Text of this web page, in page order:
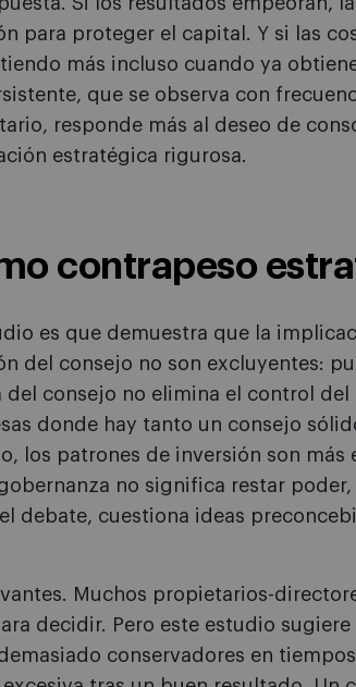
para proteger el capital. Y si las
más incluso cuando ya
que se observa con
responde más al deseo de
estratégica rigurosa.
contrapeso
es que demuestra que la
del consejo no son excluyentes:
del consejo no elimina el control
donde hay tanto un consejo
los patrones de inversión son más
no significa restar
debate, cuestiona ideas
Muchos propietarios-
decidir. Pero este estudio sugiere
conservadores en